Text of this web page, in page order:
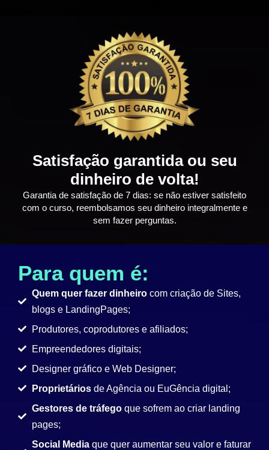
Satisfação garantida ou seu
dinheiro de volta!
Garantia de satisfação de 7 dias: se não estiver satisfeito
com o curso, reembolsamos seu dinheiro integralmente e
sem fazer perguntas.
Para quem é:
Quem quer fazer dinheiro com criação de Sites,
blogs e LandingPages;
Produtores, coprodutores e afiliados;
Empreendedores digitais;
Designer gráfico e Web Designer;
Proprietários de Agência ou EuGência digital;
Gestores de tráfegoque sofrem ao criar landing
pages;
Social Media que quer aumentar seu valor e faturar